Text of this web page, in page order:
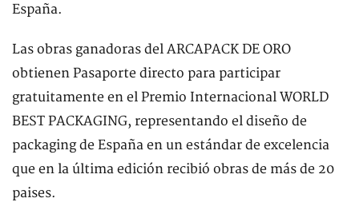
España.
Las obras ganadoras del ARCAPACK DE ORO
obtienen Pasaporte directo para participar
gratuitamente en el Premio Internacional WORLD
BEST PACKAGING, representando el diseño de
packaging de España en un estándar de excelencia
que en la última edición recibió obras de más de 20
paises.